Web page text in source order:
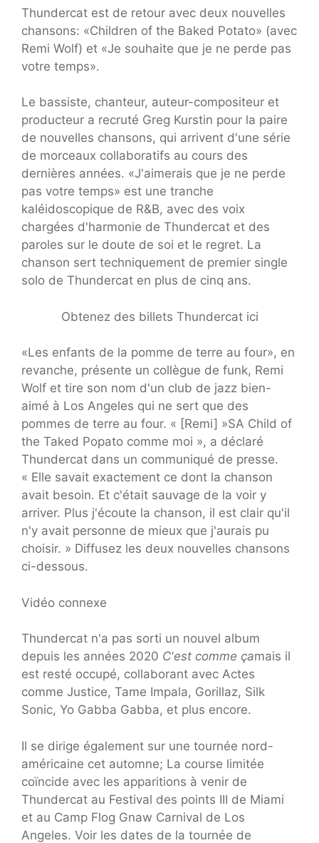
Thundercat est de retour avec deux nouvelles
chansons: «Children of the Baked Potato» (avec
Remi Wolf) et «Je souhaite que je ne perde pas
votre temps».
Le bassiste, chanteur, auteur-compositeur et
producteur a recruté Greg Kurstin pour la paire
de nouvelles chansons, qui arrivent d'une série
de morceaux collaboratifs au cours des
dernières années. «J'aimerais que je ne perde
pas votre temps» est une tranche
kaléidoscopique de R&B, avec des voix
chargées d'harmonie de Thundercat et des
paroles sur le doute de soi et le regret. La
chanson sert techniquement de premier single
solo de Thundercat en plus de cinq ans.
Obtenez des billets Thundercat ici
«Les enfants de la pomme de terre au four», en
revanche, présente un collègue de funk, Remi
Wolf et tire son nom d'un club de jazz bien-
aimé à Los Angeles qui ne sert que des
pommes de terre au four. « [Remi] »SA Child of
the Taked Popato comme moi », a déclaré
Thundercat dans un communiqué de presse.
« Elle savait exactement ce dont la chanson
avait besoin. Et c'était sauvage de la voir y
arriver. Plus j'écoute la chanson, il est clair qu'il
n'y avait personne de mieux que j'aurais pu
choisir. » Diffusez les deux nouvelles chansons
ci-dessous.
Vidéo connexe
Thundercat n'a pas sorti un nouvel album
depuis les années 2020 C'est comme çamais il
est resté occupé, collaborant avec Actes
comme Justice, Tame Impala, Gorillaz, Silk
Sonic, Yo Gabba Gabba, et plus encore.
Il se dirige également sur une tournée nord-
américaine cet automne; La course limitée
coïncide avec les apparitions à venir de
Thundercat au Festival des points III de Miami
et au Camp Flog Gnaw Carnival de Los
Angeles. Voir les dates de la tournée de